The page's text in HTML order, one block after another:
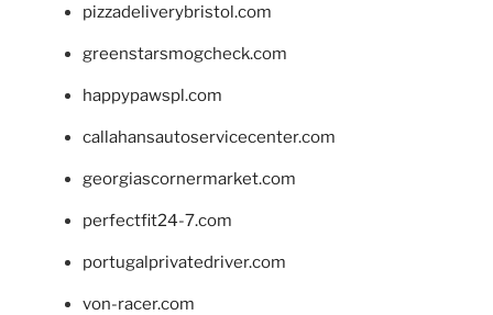
pizzadeliverybristol.com
greenstarsmogcheck.com
happypawspl.com
callahansautoservicecenter.com
georgiascornermarket.com
perfectfit24-7.com
portugalprivatedriver.com
von-racer.com